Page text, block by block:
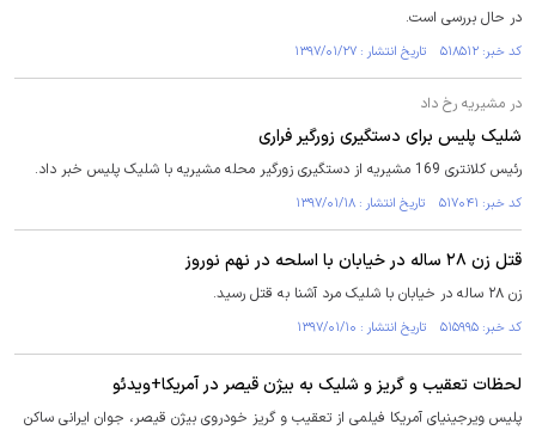
در حال بررسی است.
کد خبر: ۵۱۸۵۱۲ تاریخ انتشار : ۱۳۹۷/۰۱/۲۷
در مشیریه رخ داد
شلیک پلیس برای دستگیری زورگیر فراری
رئیس کلانتری 169 مشیریه از دستگیری زورگیر محله مشیریه با شلیک پلیس خبر داد.
کد خبر: ۵۱۷۰۴۱ تاریخ انتشار : ۱۳۹۷/۰۱/۱۸
قتل زن ۲۸ ساله در خیابان با اسلحه در نهم نوروز
زن ۲۸ ساله در خیابان با شلیک مرد آشنا به قتل رسید.
کد خبر: ۵۱۵۹۹۵ تاریخ انتشار : ۱۳۹۷/۰۱/۱۰
لحظات تعقیب و گریز و شلیک به بیژن قیصر در آمریکا+ویدئو
پلیس ویرجینیای آمریکا فیلمی از تعقیب و گریز خودروی بیژن قیصر، جوان ایرانی ساکن